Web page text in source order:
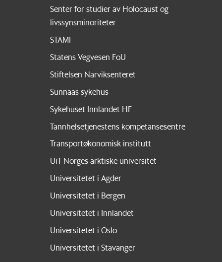
Senter for studier av Holocaust og
livssynsminoriteter
STAMI
Statens Vegvesen FoU
Stiftelsen Narviksenteret
Sunnaas sykehus
Sykehuset Innlandet HF
Tannhelsetjenestens kompetansesentre
Transportøkonomisk institutt
UiT Norges arktiske universitet
Universitetet i Agder
Universitetet i Bergen
Universitetet i Innlandet
Universitetet i Oslo
Universitetet i Stavanger